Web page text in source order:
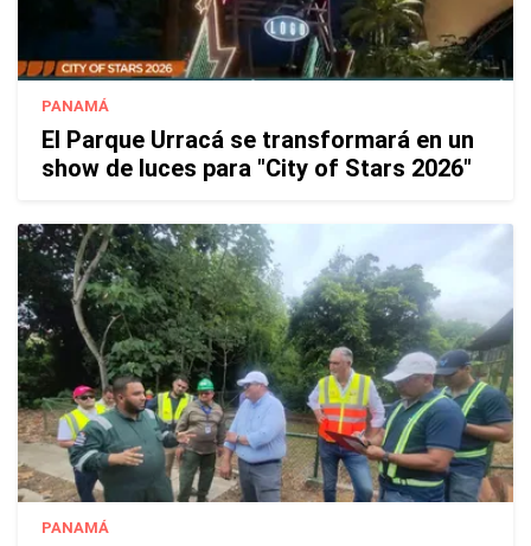
PANAMÁ
El Parque Urracá se transformará en un
show de luces para "City of Stars 2026"
PANAMÁ